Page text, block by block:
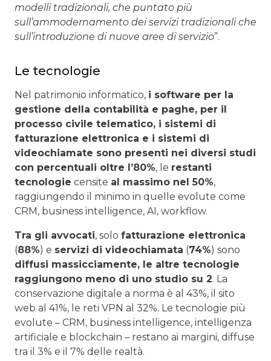
modelli tradizionali, che puntato più
sull’ammodernamento dei servizi tradizionali che
sull’introduzione di nuove aree di servizio”.
Le tecnologie
Nel patrimonio informatico, i software per la
gestione della contabilità e paghe, per il
processo civile telematico, i sistemi di
fatturazione elettronica e i sistemi di
videochiamate sono presenti nei diversi studi
con percentuali oltre l’80%, le restanti
tecnologie censite al massimo nel 50%,
raggiungendo il minimo in quelle evolute come
CRM, business intelligence, AI, workflow.
Tra gli avvocati, solo fatturazione elettronica
(88%) e servizi di videochiamata (74%) sono
diffusi massicciamente, le altre tecnologie
raggiungono meno di uno studio su 2. La
conservazione digitale a norma è al 43%, il sito
web al 41%, le reti VPN al 32%. Le tecnologie più
evolute – CRM, business intelligence, intelligenza
artificiale e blockchain – restano ai margini, diffuse
tra il 3% e il 7% delle realtà.